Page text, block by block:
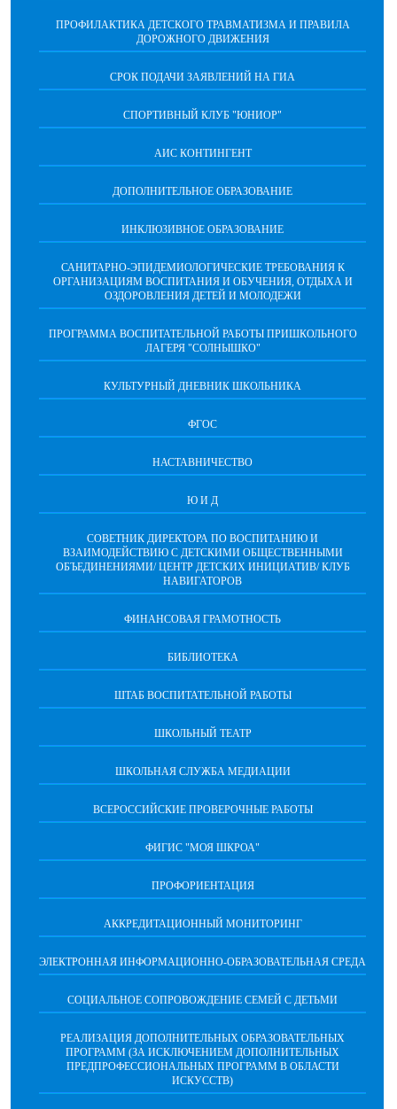
ПРОФИЛАКТИКА ДЕТСКОГО ТРАВМАТИЗМА И ПРАВИЛА
ДОРОЖНОГО ДВИЖЕНИЯ
СРОК ПОДАЧИ ЗАЯВЛЕНИЙ НА ГИА
СПОРТИВНЫЙ КЛУБ "ЮНИОР"
АИС КОНТИНГЕНТ
ДОПОЛНИТЕЛЬНОЕ ОБРАЗОВАНИЕ
ИНКЛЮЗИВНОЕ ОБРАЗОВАНИЕ
САНИТАРНО-ЭПИДЕМИОЛОГИЧЕСКИЕ ТРЕБОВАНИЯ К
ОРГАНИЗАЦИЯМ ВОСПИТАНИЯ И ОБУЧЕНИЯ, ОТДЫХА И
ОЗДОРОВЛЕНИЯ ДЕТЕЙ И МОЛОДЕЖИ
ПРОГРАММА ВОСПИТАТЕЛЬНОЙ РАБОТЫ ПРИШКОЛЬНОГО
ЛАГЕРЯ "СОЛНЫШКО"
КУЛЬТУРНЫЙ ДНЕВНИК ШКОЛЬНИКА
ФГОС
НАСТАВНИЧЕСТВО
Ю И Д
СОВЕТНИК ДИРЕКТОРА ПО ВОСПИТАНИЮ И
ВЗАИМОДЕЙСТВИЮ С ДЕТСКИМИ ОБЩЕСТВЕННЫМИ
ОБЪЕДИНЕНИЯМИ/ ЦЕНТР ДЕТСКИХ ИНИЦИАТИВ/ КЛУБ
НАВИГАТОРОВ
ФИНАНСОВАЯ ГРАМОТНОСТЬ
БИБЛИОТЕКА
ШТАБ ВОСПИТАТЕЛЬНОЙ РАБОТЫ
ШКОЛЬНЫЙ ТЕАТР
ШКОЛЬНАЯ СЛУЖБА МЕДИАЦИИ
ВСЕРОССИЙСКИЕ ПРОВЕРОЧНЫЕ РАБОТЫ
ФИГИС "МОЯ ШКРОА"
ПРОФОРИЕНТАЦИЯ
АККРЕДИТАЦИОННЫЙ МОНИТОРИНГ
ЭЛЕКТРОННАЯ ИНФОРМАЦИОННО-ОБРАЗОВАТЕЛЬНАЯ СРЕДА
СОЦИАЛЬНОЕ СОПРОВОЖДЕНИЕ СЕМЕЙ С ДЕТЬМИ
РЕАЛИЗАЦИЯ ДОПОЛНИТЕЛЬНЫХ ОБРАЗОВАТЕЛЬНЫХ
ПРОГРАММ (ЗА ИСКЛЮЧЕНИЕМ ДОПОЛНИТЕЛЬНЫХ
ПРЕДПРОФЕССИОНАЛЬНЫХ ПРОГРАММ В ОБЛАСТИ
ИСКУССТВ)